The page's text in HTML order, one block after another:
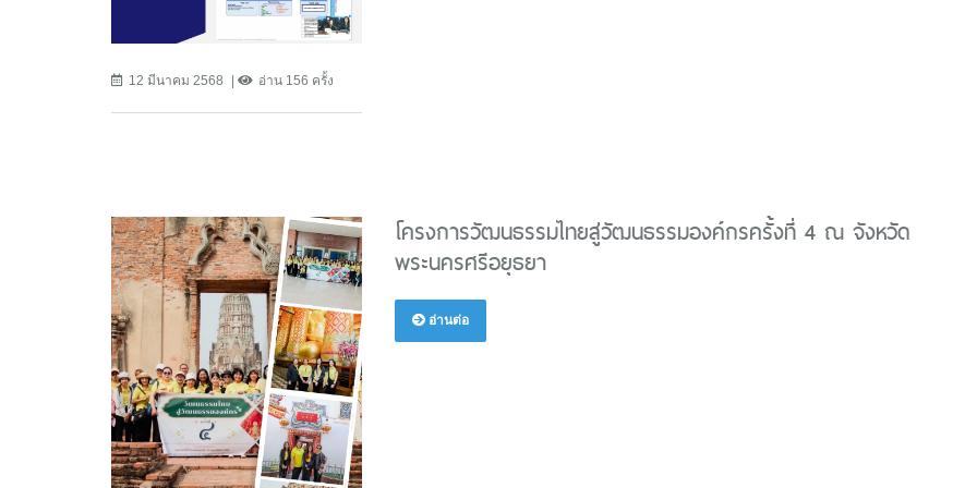
12 มีนาคม 2568 อ่าน 156 ครั้ง
โครงการวัฒนธรรมไทยสู่วัฒนธรรมองค์กรครั้งที่ 4 ณ จังหวัด
พระนครศรีอยุธยา
อ่านต่อ